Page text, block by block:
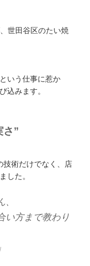
世田谷区のたい焼
いう仕事に惹か
込みます。
さ”
技術だけでなく、店
した。
い方まで教わり